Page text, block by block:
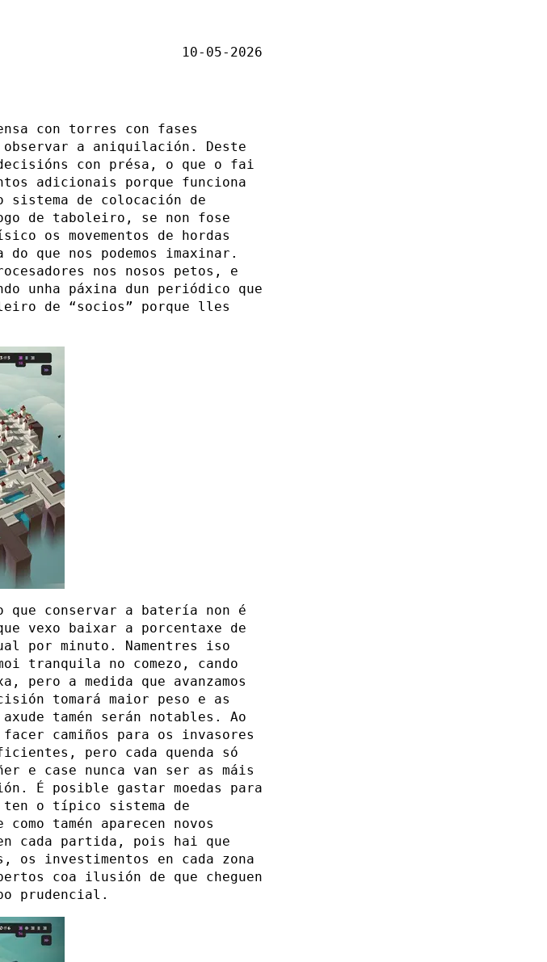
10-05-2026
con torres con fases
a aniquilación. Deste
con présa, o que o fai
adicionais porque funciona
sistema de colocación de
de taboleiro, se non fose
os movementos de hordas
que nos podemos imaxinar.
nos nosos petos, e
unha páxina dun periódico que
de “socios” porque lles
que conservar a batería non é
vexo baixar a porcentaxe de
por minuto. Namentres iso
tranquila no comezo, cando
a medida que avanzamos
tomará maior peso e as
tamén serán notables. Ao
camiños para os invasores
pero cada quenda só
e case nunca van ser as máis
É posible gastar moedas para
ten o típico sistema de
tamén aparecen novos
cada partida, pois hai que
os investimentos en cada zona
coa ilusión de que cheguen
prudencial.